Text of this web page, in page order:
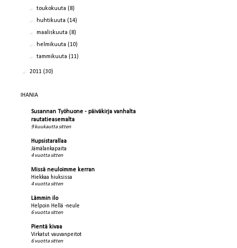
►toukokuuta (8)
► huhtikuuta (14)
►maaliskuuta (8)
► helmikuuta (10)
►tammikuuta (11)
► 2011 (30)
IHANIA
Susannan Työhuone - päiväkirja vanhalta
rautatieasemalta
9 kuukautta sitten
Hupsistarallaa
Jämälankapaita
4 vuotta sitten
Missä neuloimme kerran
Hiekkaa hiuksissa
4 vuotta sitten
Lämmin ilo
Helpoin Hellä -neule
6 vuotta sitten
Pientä kivaa
Virkatut vauvanpeitot
6 vuotta sitten